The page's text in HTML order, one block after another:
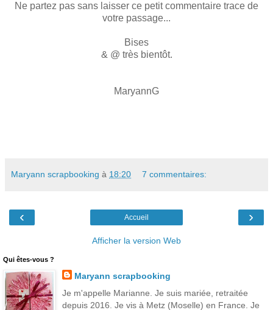
Ne partez pas sans laisser ce petit commentaire trace de
votre passage...
Bises
& @ très bientôt.
MaryannG
Maryann scrapbooking à 18:20 7 commentaires:
‹ ›
Accueil
Afficher la version Web
Qui êtes-vous ?
Maryann scrapbooking
Je m'appelle Marianne. Je suis mariée, retraitée
depuis 2016. Je vis à Metz (Moselle) en France. Je